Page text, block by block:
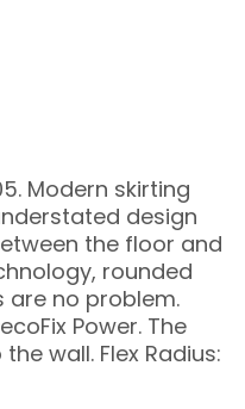
Modern skirting
design
the floor and
rounded
are no problem.
Power. The
wall. Flex Radius: